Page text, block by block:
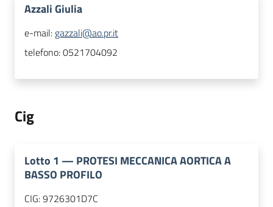
Azzali Giulia
e-mail: gazzali@ao.pr.it
telefono:0521704092
Cig
Lotto 1 — PROTESI MECCANICA AORTICA A
BASSO PROFILO
CIG:9726301D7C